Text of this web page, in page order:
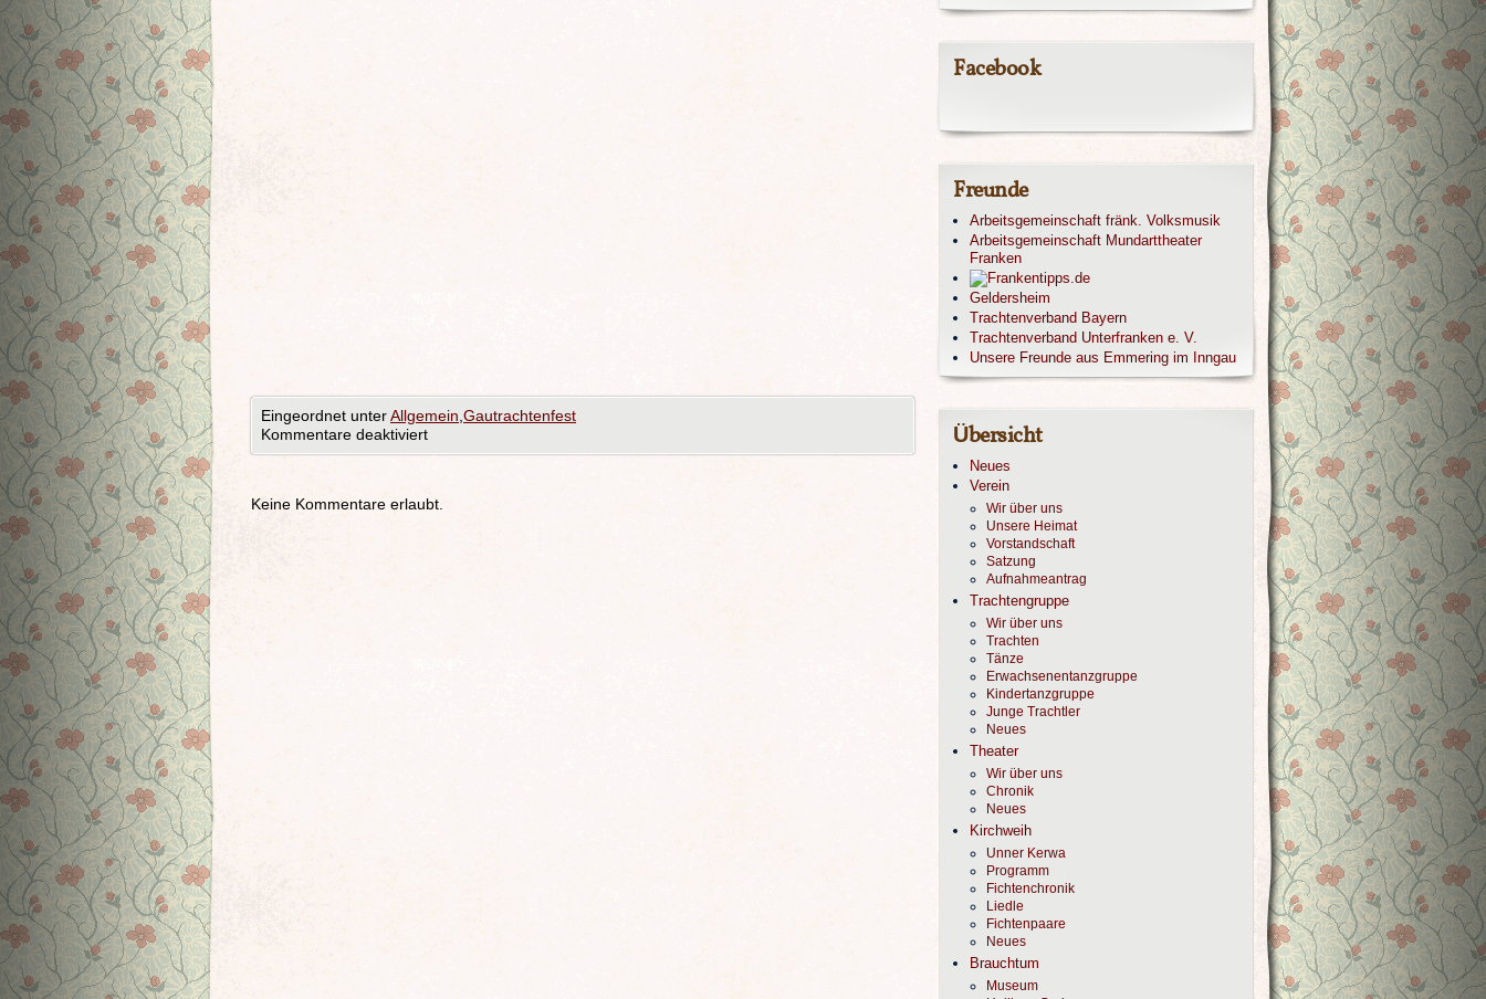
Eingeordnet unterAllgemein Gautrachtenfest
Kommentare deaktiviert
Keine Kommentare erlaubt.
Facebook
Freunde
Arbeitsgemeinschaft fränk. Volksmusik
Arbeitsgemeinschaft Mundarttheater
Franken
Geldersheim
Trachtenverband Bayern
Trachtenverband Unterfranken e. V.
Unsere Freunde aus Emmering im Inngau
Übersicht
Neues
Verein
Wir über uns
Unsere Heimat
Vorstandschaft
Satzung
Aufnahmeantrag
Trachtengruppe
Wir über uns
Trachten
Tänze
Erwachsenentanzgruppe
Kindertanzgruppe
Junge Trachtler
Neues
Theater
Wir über uns
Chronik
Neues
Kirchweih
Unner Kerwa
Programm
Fichtenchronik
Liedle
Fichtenpaare
Neues
Brauchtum
Museum